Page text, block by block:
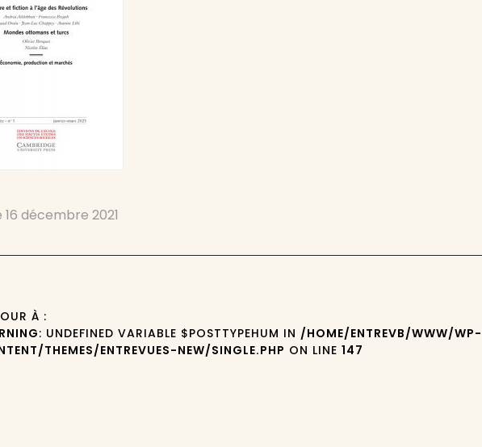
16 décembre 2021
À :
: UNDEFINED VARIABLE $POSTTYPEHUM IN /HOME/ENTREVB/WWW/WP-
THEMES/ENTREVUES-NEW/SINGLE.PHP ON LINE147